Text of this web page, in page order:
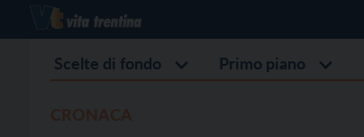
Scelte di fondo Primo piano